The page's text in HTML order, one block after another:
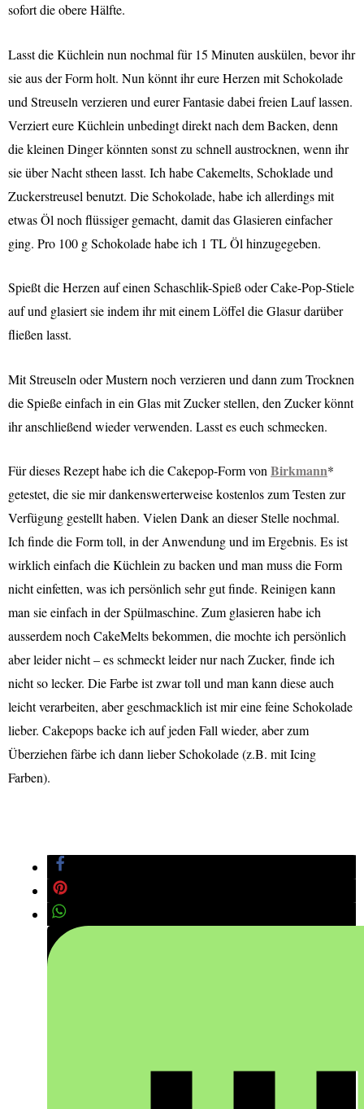
sofort die obere Hälfte.
Lasst die Küchlein nun nochmal für 15 Minuten auskülen, bevor ihr
sie aus der Form holt. Nun könnt ihr eure Herzen mit Schokolade
und Streuseln verzieren und eurer Fantasie dabei freien Lauf lassen.
Verziert eure Küchlein unbedingt direkt nach dem Backen, denn
die kleinen Dinger könnten sonst zu schnell austrocknen, wenn ihr
sie über Nacht stheen lasst. Ich habe Cakemelts, Schoklade und
Zuckerstreusel benutzt. Die Schokolade, habe ich allerdings mit
etwas Öl noch flüssiger gemacht, damit das Glasieren einfacher
ging. Pro 100 g Schokolade habe ich 1 TL Öl hinzugegeben.
Spießt die Herzen auf einen Schaschlik-Spieß oder Cake-Pop-Stiele
auf und glasiert sie indem ihr mit einem Löffel die Glasur darüber
fließen lasst.
Mit Streuseln oder Mustern noch verzieren und dann zum Trocknen
die Spieße einfach in ein Glas mit Zucker stellen, den Zucker könnt
ihr anschließend wieder verwenden. Lasst es euch schmecken.
Für dieses Rezept habe ich die Cakepop-Form vonBirkmann*
getestet, die sie mir dankenswerterweise kostenlos zum Testen zur
Verfügung gestellt haben. Vielen Dank an dieser Stelle nochmal.
Ich finde die Form toll, in der Anwendung und im Ergebnis. Es ist
wirklich einfach die Küchlein zu backen und man muss die Form
nicht einfetten, was ich persönlich sehr gut finde. Reinigen kann
man sie einfach in der Spülmaschine. Zum glasieren habe ich
ausserdem noch CakeMelts bekommen, die mochte ich persönlich
aber leider nicht – es schmeckt leider nur nach Zucker, finde ich
nicht so lecker. Die Farbe ist zwar toll und man kann diese auch
leicht verarbeiten, aber geschmacklich ist mir eine feine Schokolade
lieber. Cakepops backe ich auf jeden Fall wieder, aber zum
Überziehen färbe ich dann lieber Schokolade (z.B. mit Icing
Farben).